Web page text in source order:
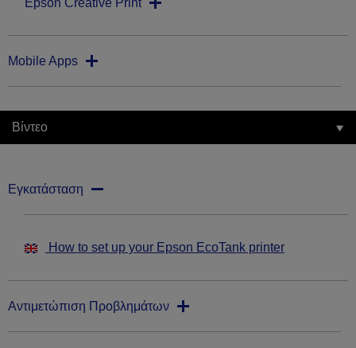
Epson Creative Print
Mobile Apps
Βίντεο
Εγκατάσταση
How to set up your Epson EcoTank printer
Αντιμετώπιση Προβλημάτων